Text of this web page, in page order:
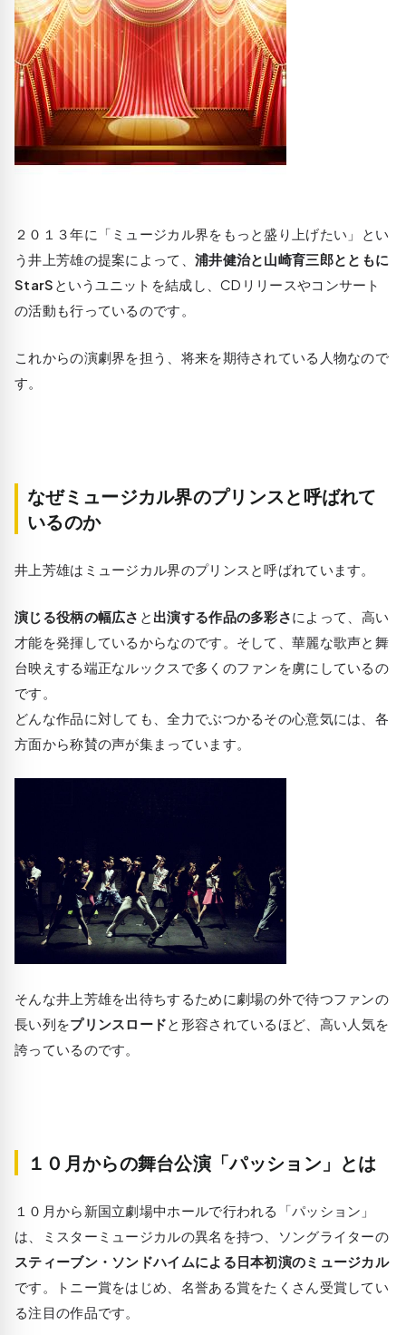
２０１３年に 「ミュージカル界をもっと盛り上げたい」
とい
う井上芳雄の提案によって、 浦井健治と山崎育三郎とともに
StarS というユニットを結成し、CDリリースやコンサート
の活動も行っているのです。
これからの演劇界を担う、将来を期待されている人物なので
す。
なぜミュージカル界のプリンスと呼ばれて
いるのか
井上芳雄はミュージカル界のプリンスと呼ばれています。
演じる役柄の幅広さ と 出演する作品の多彩さによって、高い
才能を発揮しているからなのです。そして、華麗な歌声と舞
台映えする端正なルックスで多くのファンを虜にしているの
です。
どんな作品に対しても、全力でぶつかるその心意気には、各
方面から称賛の声が集まっています。
そんな井上芳雄を出待ちするために劇場の外で待つファンの
長い列をプリンスロードと形容されているほど、高い人気を
誇っているのです。
１０月からの舞台公演「パッション」とは
１０月から新国立劇場中ホールで行われる「パッション」
は、ミスターミュージカルの異名を持つ、ソングライターの
スティーブン・ソンドハイムによる日本初演のミュージカル
です。トニー賞をはじめ、名誉ある賞をたくさん受賞してい
る注目の作品です。